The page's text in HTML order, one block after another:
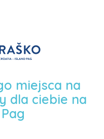
miejsca na
dla ciebie na